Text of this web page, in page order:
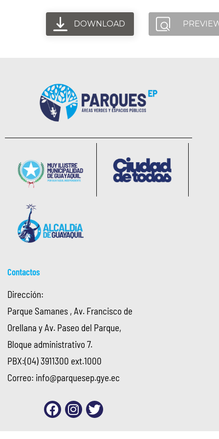
DOWNLOAD
Contactos
Dirección:
Parque Samanes , Av. Francisco de
Orellana y Av. Paseo del Parque,
Bloque administrativo 7.
PBX:(04) 3911300 ext.1000
Correo: info@parquesep.gye.ec